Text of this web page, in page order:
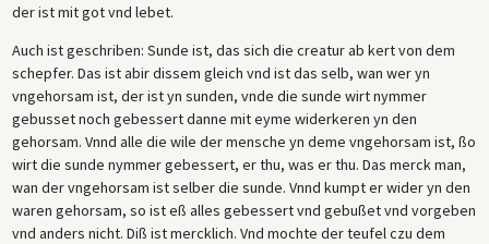
der ist mit got vnd lebet.
Auch ist geschriben: Sunde ist, das sich die creatur ab kert von dem
schepfer. Das ist abir dissem gleich vnd ist das selb, wan wer yn
vngehorsam ist, der ist yn sunden, vnde die sunde wirt nymmer
gebusset noch gebessert danne mit eyme widerkeren yn den
gehorsam. Vnnd alle die wile der mensche yn deme vngehorsam ist, ßo
wirt die sunde nymmer gebessert, er thu, was er thu. Das merck man,
wan der vngehorsam ist selber die sunde. Vnnd kumpt er wider yn den
waren gehorsam, so ist eß alles gebessert vnd gebußet vnd vorgeben
vnd anders nicht. Diß ist mercklich. Vnd mochte der teufel czu dem